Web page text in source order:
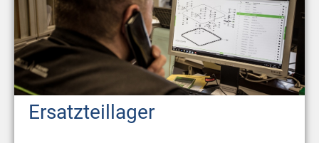
Ersatzteillager